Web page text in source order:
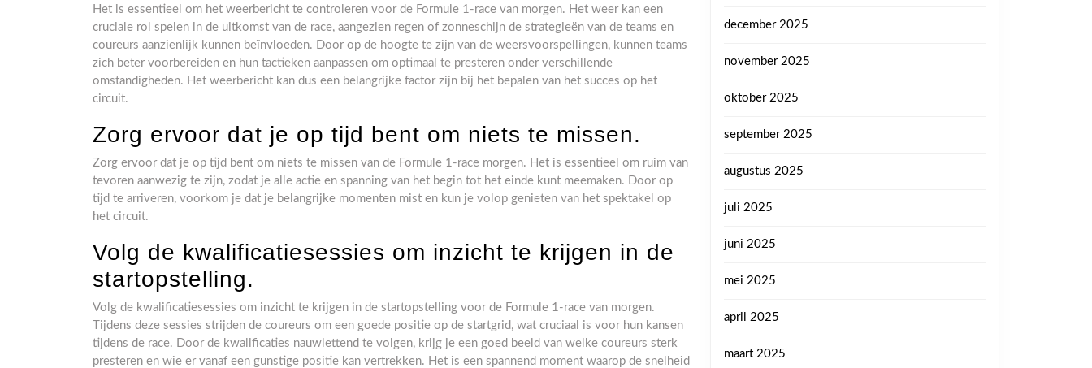
Het is essentieel om het weerbericht te controleren voor de Formule 1-race van morgen. Het weer kan een
cruciale rol spelen in de uitkomst van de race, aangezien regen of zonneschijn de strategieën van de teams en
coureurs aanzienlijk kunnen beïnvloeden. Door op de hoogte te zijn van de weersvoorspellingen, kunnen teams
zich beter voorbereiden en hun tactieken aanpassen om optimaal te presteren onder verschillende
omstandigheden. Het weerbericht kan dus een belangrijke factor zijn bij het bepalen van het succes op het
circuit.
Zorg ervoor dat je op tijd bent om niets te missen.
Zorg ervoor dat je op tijd bent om niets te missen van de Formule 1-race morgen. Het is essentieel om ruim van
tevoren aanwezig te zijn, zodat je alle actie en spanning van het begin tot het einde kunt meemaken. Door op
tijd te arriveren, voorkom je dat je belangrijke momenten mist en kun je volop genieten van het spektakel op
het circuit.
Volg de kwalificatiesessies om inzicht te krijgen in de
startopstelling.
Volg de kwalificatiesessies om inzicht te krijgen in de startopstelling voor de Formule 1-race van morgen.
Tijdens deze sessies strijden de coureurs om een goede positie op de startgrid, wat cruciaal is voor hun kansen
tijdens de race. Door de kwalificaties nauwlettend te volgen, krijg je een goed beeld van welke coureurs sterk
presteren en wie er vanaf een gunstige positie kan vertrekken. Het is een spannend moment waarop de snelheid
december 2025
november 2025
oktober 2025
september 2025
augustus 2025
juli 2025
juni 2025
mei 2025
april 2025
maart 2025